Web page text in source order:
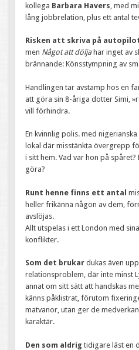
kollega Barbara Havers , med
lång jobbrelation, plus ett antal
Risken att skriva på
men Något att dölja har inget av
brännande: Könsstympning av
Handlingen tar avstamp hos en
att göra sin 8-åriga dotter Simi,
vill förhindra.
En kvinnlig polis. med
lokal där misstänkta övergrepp
i sitt hem. Vad var hon på
göra?
Runt henne finns ett antal
heller frikänna någon av dem,
avslöjas.
Allt utspelas i ett London med
konflikter.
Som det brukardukas även
relationsproblem, där inte minst
annat om sitt sätt att handskas
känns påklistrat, förutom
matvanor, utan ger de
karaktär.
Den som aldrigtidigare läst en